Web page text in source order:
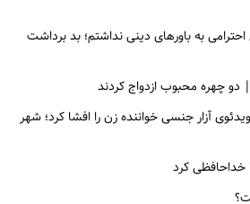
به باورهای دینی نداشتم؛ بد برداشت
دو چهره محبوب ازدواج کردند
آزار جنسی خواننده زن را افشا کرد؛ شهر
خداحافظی کرد